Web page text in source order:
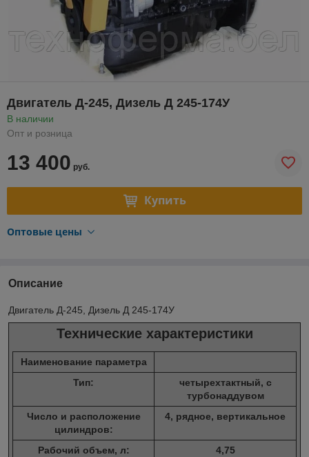
Двигатель Д-245, Дизель Д 245-174У
В наличии
Опт и розница
13 400 руб.
Купить
Оптовые цены
Описание
Двигатель Д-245, Дизель Д 245-174У
Технические характеристики
Наименование параметра
Тип:
четырехтактный, с
турбонаддувом
Число и расположение
цилиндров:
4, рядное, вертикальное
Рабочий объем, л:
4,75